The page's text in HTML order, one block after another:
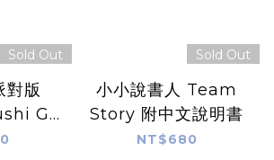
Sold Out
對版
Go
文版
Sold Out
小小說書人 Team
Story 附中文說明書
NT$680